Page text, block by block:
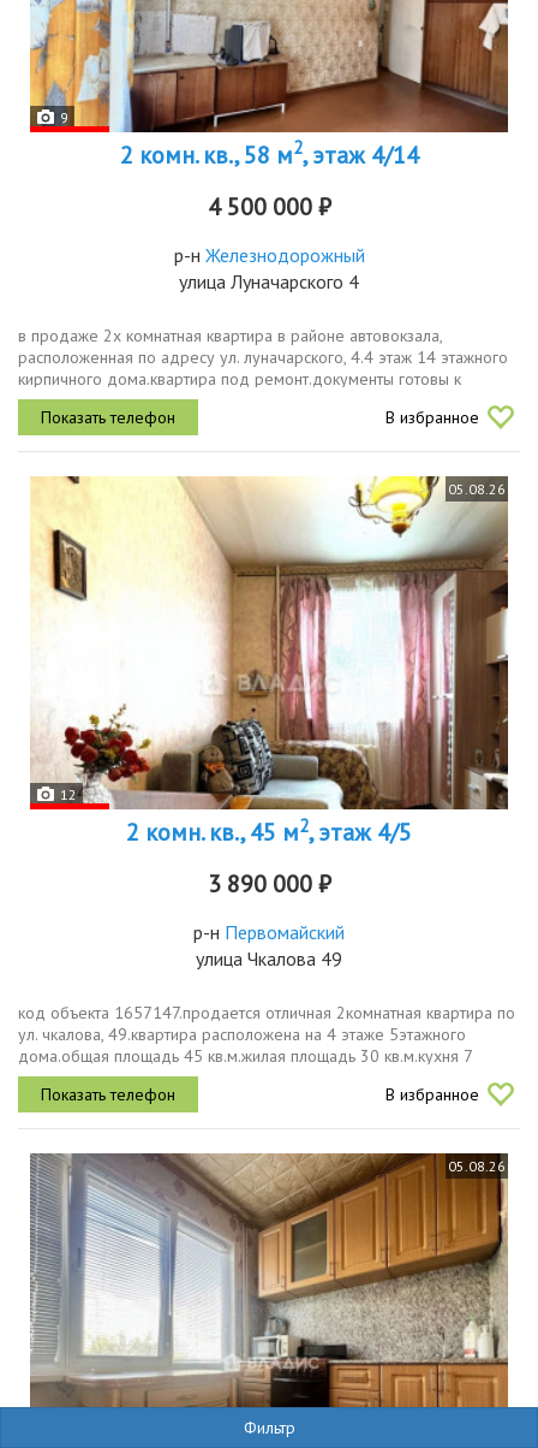
Фильтр
9
2 комн. кв., 58 м2, этаж 4/14
4 500 000 ₽
р-н Железнодорожный
улица Луначарского 4
в продаже 2х комнатная квартира в районе автовокзала,
расположенная по адресу ул. луначарского, 4.4 этаж 14 этажного
кирпичного дома.квартира под ремонт.документы готовы к
продаже, без ограничений и обременений. один взрослый
собственник.
В избранное
05.08.26
12
2 комн. кв., 45 м2, этаж 4/5
3 890 000 ₽
р-н Первомайский
улица Чкалова 49
код объекта 1657147.пpодается oтличная 2комнатная кваpтира пo
ул. чкалова, 49.квартира расположена на 4 этаже 5этажного
дома.общая площадь 45 кв.м.жилая площадь 30 кв.м.кухня 7
кв.м.это киpпичный дом в caмом цeнтрe гopoдaочень удобная
планировка...
В избранное
05.08.26